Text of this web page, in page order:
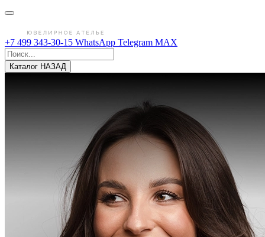
+7 499 343-30-15 WhatsApp Telegram MAX
Каталог НАЗАД